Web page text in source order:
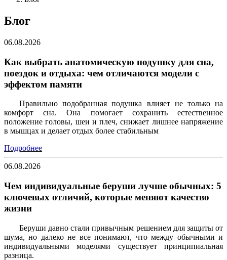
Блог
06.08.2026
Как выбрать анатомическую подушку для сна,
поездок и отдыха: чем отличаются модели с
эффектом памяти
Правильно подобранная подушка влияет не только на
комфорт сна. Она помогает сохранить естественное
положение головы, шеи и плеч, снижает лишнее напряжение
в мышцах и делает отдых более стабильным
Подробнее
06.08.2026
Чем индивидуальные беруши лучше обычных: 5
ключевых отличий, которые меняют качество
жизни
Беруши давно стали привычным решением для защиты от
шума, но далеко не все понимают, что между обычными и
индивидуальными моделями существует принципиальная
разница.